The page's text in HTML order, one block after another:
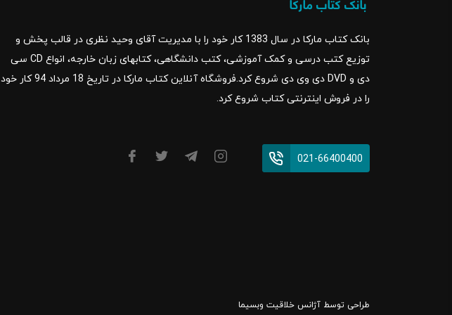
بانک کتاب مارکا در سال 1383 کار خود را با مدیریت آقای وحید نظری در قالب پخش و
توزیع کتب درسی و کمک آموزشی، کتب دانشگاهی، کتابهای زبان خارجه، انواع CD سی
دی و DVD دی وی دی شروع کرد.فروشگاه آنلاین کتاب مارکا در تاریخ 18 مرداد 94 کار خود
را در فروش اینترنتی کتاب شروع کرد.
021-66400400
طراحی توسط آژانس خلاقیت وبسیما